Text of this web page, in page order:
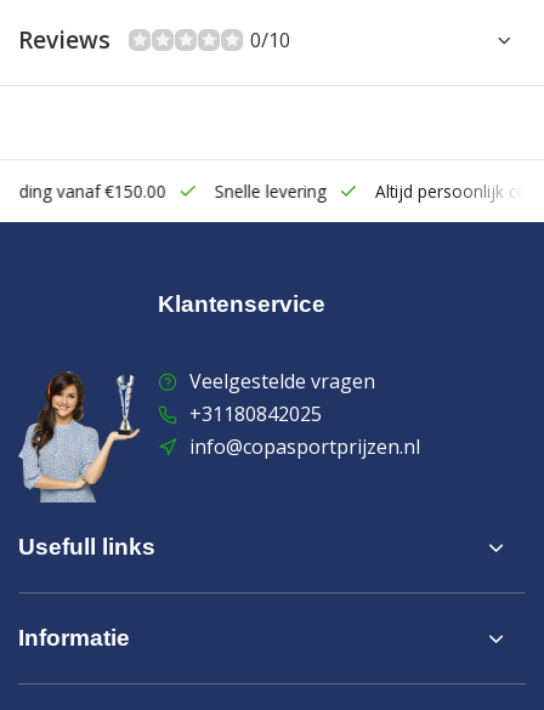
Reviews 0/10
vanaf €150.00 Snelle levering Altijd persoonlijk
Klantenservice
Veelgestelde vragen
+31180842025
info@copasportprijzen.nl
Usefull links
Informatie